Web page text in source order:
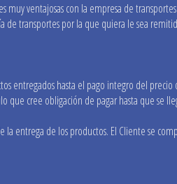
muy ventajosas con la empresa de
de transportes por la que quiera le sea
entregados hasta el pago integro del
que cree obligación de pagar hasta que se
la entrega de los productos. El Cliente se